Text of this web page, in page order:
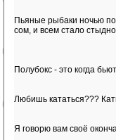
Пьяные рыбаки ночью
сом, и всем стало стыдно
Полубокс - это когда
Любишь кататься???
Я говорю вам своё